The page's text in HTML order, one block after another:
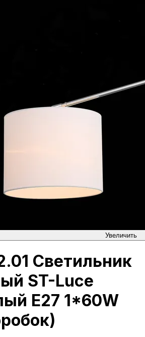
Увеличить
Светильник
ST-Luce
E27 1*60W